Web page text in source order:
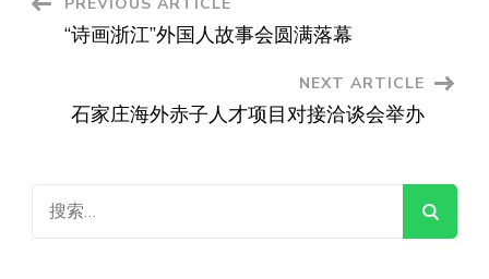
Post
Navigation
“诗画浙江”外国人故事会圆满落幕
NEXT ARTICLE
石家庄海外赤子人才项目对接洽谈会举办
索：